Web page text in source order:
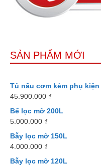
SẢN PHẨM MỚI
Tủ nấu cơm kèm phụ kiện
45.900.000 ₫
Bể lọc mỡ 200L
5.000.000 ₫
Bẫy lọc mỡ 150L
4.000.000 ₫
Bẫy lọc mỡ 120L